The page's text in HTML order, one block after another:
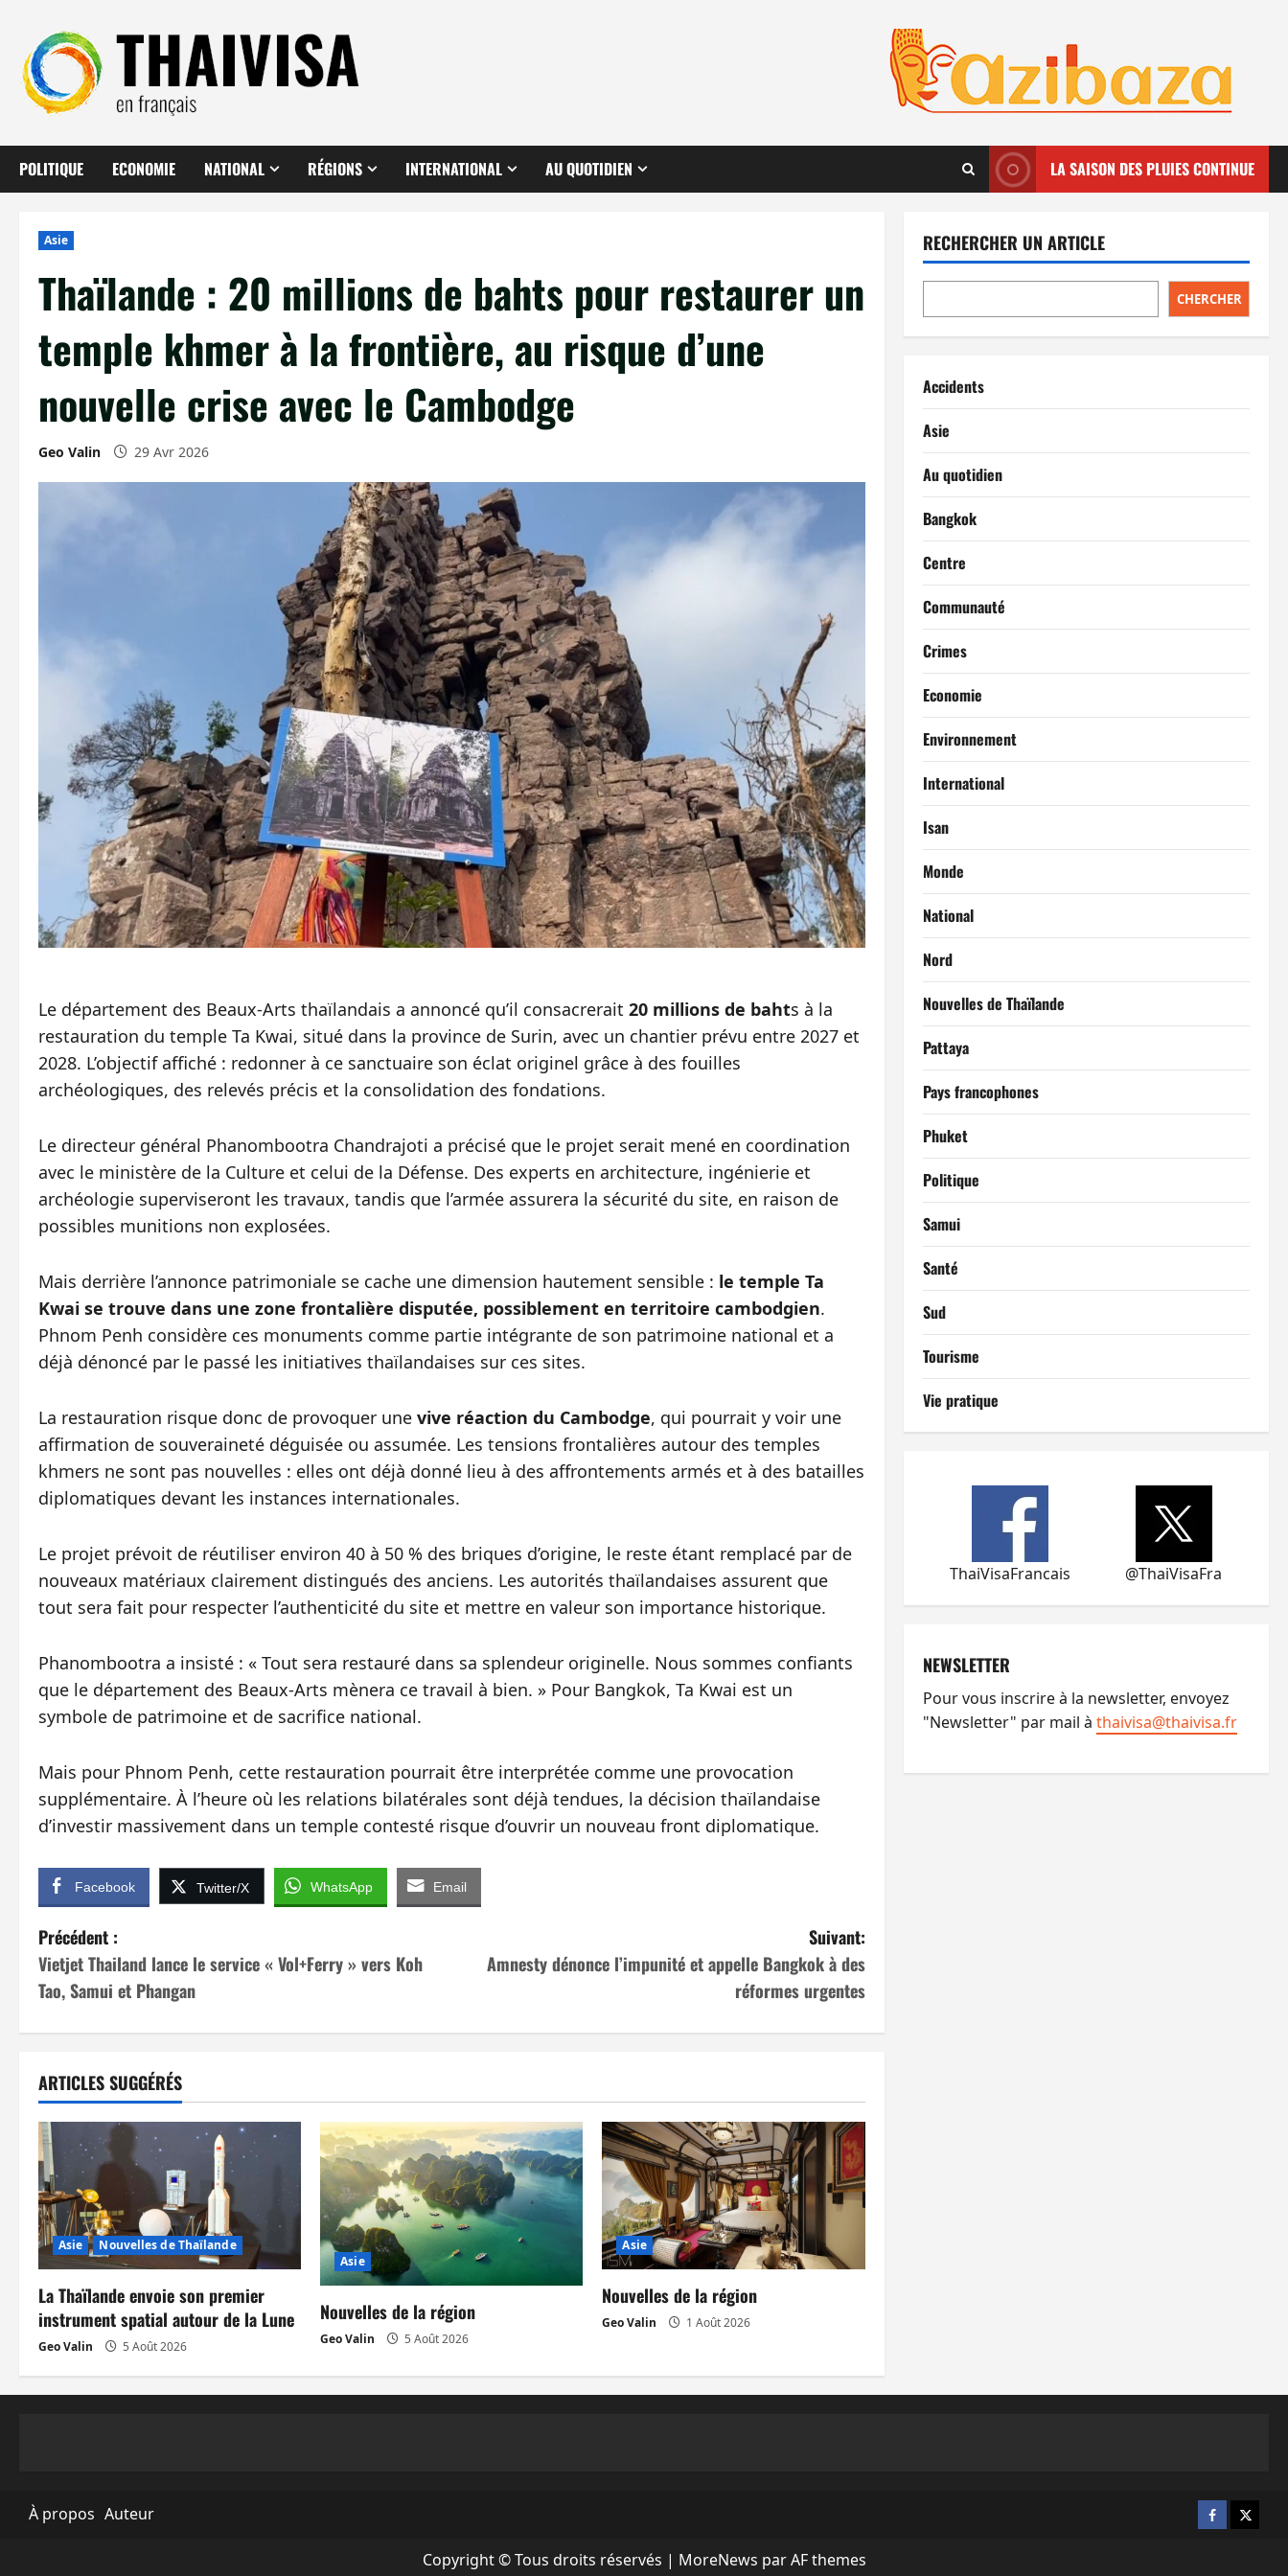
contenu
POLITIQUE ECONOMIE NATIONAL RÉGIONS INTERNATIONAL AU QUOTIDIEN LA SAISON DES PLUIES CONTINUE
Asie
Thaïlande : 20 millions de bahts pour restaurer un
temple khmer à la frontière, au risque d’une
nouvelle crise avec le Cambodge
Geo Valin 29 Avr 2026
Le département des Beaux-Arts thaïlandais a annoncé qu’il consacrerait 20 millions de bahts à la
restauration du temple Ta Kwai, situé dans la province de Surin, avec un chantier prévu entre 2027 et
2028. L’objectif affiché : redonner à ce sanctuaire son éclat originel grâce à des fouilles
archéologiques, des relevés précis et la consolidation des fondations.
Le directeur général Phanombootra Chandrajoti a précisé que le projet serait mené en coordination
avec le ministère de la Culture et celui de la Défense. Des experts en architecture, ingénierie et
archéologie superviseront les travaux, tandis que l’armée assurera la sécurité du site, en raison de
possibles munitions non explosées.
Mais derrière l’annonce patrimoniale se cache une dimension hautement sensible : le temple Ta
Kwai se trouve dans une zone frontalière disputée, possiblement en territoire cambodgien.
Phnom Penh considère ces monuments comme partie intégrante de son patrimoine national et a
déjà dénoncé par le passé les initiatives thaïlandaises sur ces sites.
La restauration risque donc de provoquer une vive réaction du Cambodge, qui pourrait y voir une
affirmation de souveraineté déguisée ou assumée. Les tensions frontalières autour des temples
khmers ne sont pas nouvelles : elles ont déjà donné lieu à des affrontements armés et à des batailles
diplomatiques devant les instances internationales.
Le projet prévoit de réutiliser environ 40 à 50 % des briques d’origine, le reste étant remplacé par de
nouveaux matériaux clairement distingués des anciens. Les autorités thaïlandaises assurent que
tout sera fait pour respecter l’authenticité du site et mettre en valeur son importance historique.
Phanombootra a insisté : « Tout sera restauré dans sa splendeur originelle. Nous sommes confiants
que le département des Beaux-Arts mènera ce travail à bien. » Pour Bangkok, Ta Kwai est un
symbole de patrimoine et de sacrifice national.
Mais pour Phnom Penh, cette restauration pourrait être interprétée comme une provocation
supplémentaire. À l’heure où les relations bilatérales sont déjà tendues, la décision thaïlandaise
d’investir massivement dans un temple contesté risque d’ouvrir un nouveau front diplomatique.
Facebook Twitter/X WhatsApp Email
N
a
v
g
a
t
i
o
n
d
’
t
Précédent :
Vietjet Thailand lance le service « Vol+Ferry » vers Koh
Tao, Samui et Phangan
Suivant:
Amnesty dénonce l’impunité et appelle Bangkok à des
réformes urgentes
ARTICLES SUGGÉRÉS
Asie Nouvelles de Thaïlande
La Thaïlande envoie son premier
instrument spatial autour de la Lune
Geo Valin 5 Août 2026
Asie
Nouvelles de la région
Geo Valin 5 Août 2026
Asie
Nouvelles de la région
Geo Valin 1 Août 2026
RECHERCHER UN ARTICLE
CHERCHER
Accidents
Asie
Au quotidien
Bangkok
Centre
Communauté
Crimes
Economie
Environnement
International
Isan
Monde
National
Nord
Nouvelles de Thaïlande
Pattaya
Pays francophones
Phuket
Politique
Samui
Santé
Sud
Tourisme
Vie pratique
ThaiVisaFrancais @ThaiVisaFra
NEWSLETTER
Pour vous inscrire à la newsletter, envoyez
"Newsletter" par mail à thaivisa@thaivisa.fr
À propos Auteur Facebook
X
Copyright © Tous droits réservés | MoreNews par AF themes